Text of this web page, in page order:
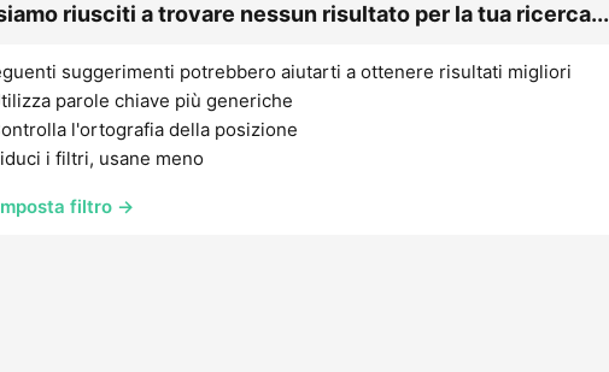
riusciti a trovare nessun risultato per la tua ricerca...
suggerimenti potrebbero aiutarti a ottenere risultati migliori
parole chiave più generiche
l'ortografia della posizione
i filtri, usane meno
filtro →